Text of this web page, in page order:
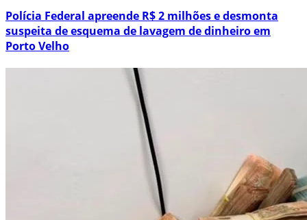
Polícia Federal apreende R$ 2 milhões e desmonta
suspeita de esquema de lavagem de dinheiro em
Porto Velho